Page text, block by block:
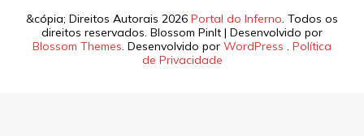
&cópia; Direitos Autorais 2026 Portal do Inferno . Todos os
direitos reservados. Blossom PinIt | Desenvolvido por
Blossom Themes . Desenvolvido por WordPress
Política
de Privacidade